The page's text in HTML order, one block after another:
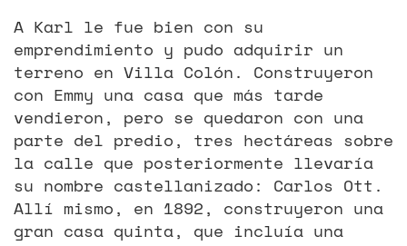
A Karl le fue bien con su
emprendimiento y pudo adquirir un
terreno en Villa Colón. Construyeron
con Emmy una casa que más tarde
vendieron, pero se quedaron con una
parte del predio, tres hectáreas sobre
la calle que posteriormente llevaría
su nombre castellanizado: Carlos Ott.
Allí mismo, en 1892, construyeron una
gran casa quinta, que incluía una